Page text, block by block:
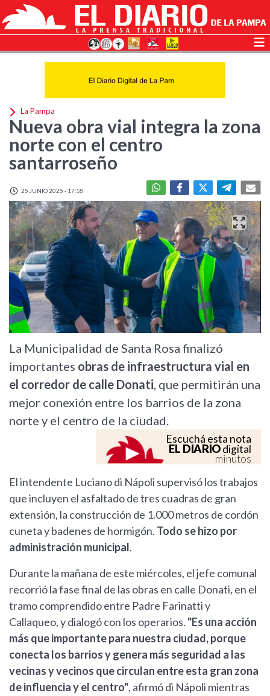
La Pampa
Nueva obra vial integra la zona
norte con el centro
santarroseño
25 JUNIO 2025 - 17:18
La Municipalidad de Santa Rosa finalizó
importantes obras de infraestructura vial en
el corredor de calle Donati, que permitirán una
mejor conexión entre los barrios de la zona
norte y el centro de la ciudad.
Escuchá esta nota
EL DIARIOdigital
minutos
El intendente Luciano di Nápoli supervisó los trabajos
que incluyen el asfaltado de tres cuadras de gran
extensión, la construcción de 1.000 metros de cordón
cuneta y badenes de hormigón. Todo se hizo por
administración municipal.
Durante la mañana de este miércoles, el jefe comunal
recorrió la fase final de las obras en calle Donati, en el
tramo comprendido entre Padre Farinatti y
Callaqueo, y dialogó con los operarios. "Es una acción
más que importante para nuestra ciudad, porque
conecta los barrios y genera más seguridad a las
vecinas y vecinos que circulan entre esta gran zona
de influencia y el centro", afirmó di Nápoli mientras